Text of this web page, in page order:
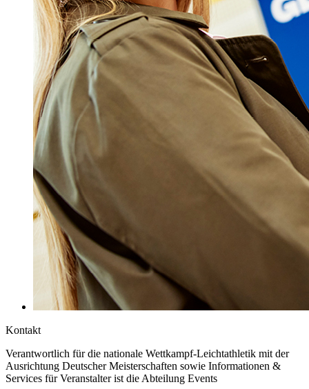
Kontakt
Verantwortlich für die nationale Wettkampf-Leichtathletik mit der
Ausrichtung Deutscher Meisterschaften sowie Informationen &
Services für Veranstalter ist die Abteilung Events